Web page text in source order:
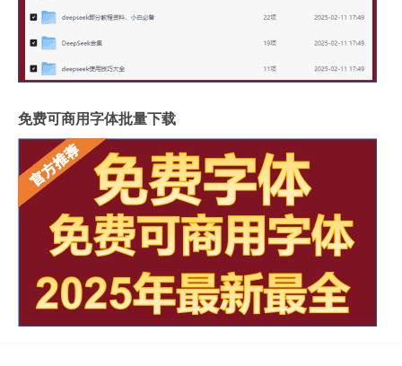
免费可商用字体批量下载